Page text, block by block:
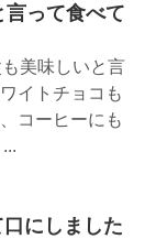
って食べて
美味しいと言
イトチョコも
コーヒーにも
にしました